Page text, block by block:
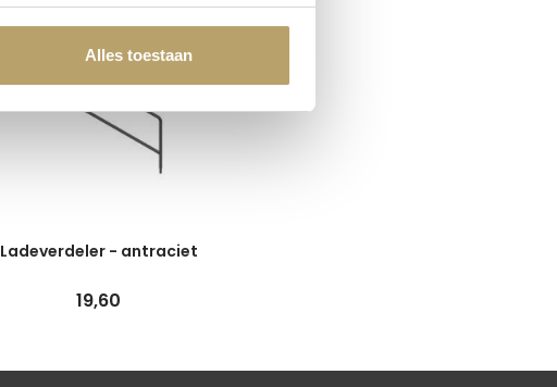
Alles toestaan
Ladeverdeler - antraciet
19,60